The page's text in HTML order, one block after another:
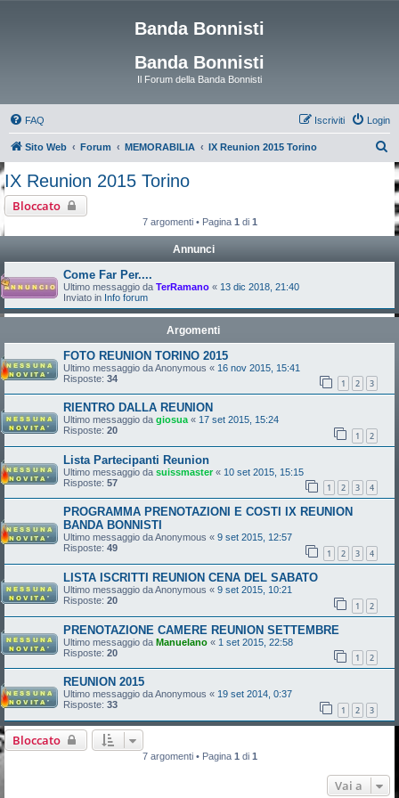
Banda Bonnisti
Banda Bonnisti
Il Forum della Banda Bonnisti
FAQ Login
Iscriviti
Sito Web Forum MEMORABILIA IX Reunion 2015 Torino
IX Reunion 2015 Torino
Bloccato
7 argomenti • Pagina 1 di 1
Annunci
Come Far Per....
Ultimo messaggio da TerRamano « 13 dic 2018, 21:40
Inviato in Info forum
Argomenti
FOTO REUNION TORINO 2015
Ultimo messaggio daAnonymous « 16 nov 2015, 15:41
Risposte: 34 1 2 3
RIENTRO DALLA REUNION
Ultimo messaggio da giosua « 17 set 2015, 15:24
Risposte: 20 1 2
Lista Partecipanti Reunion
Ultimo messaggio da suissmaster« 10 set 2015, 15:15
Risposte: 57 1 2 3 4
PROGRAMMA PRENOTAZIONI E COSTI IX REUNION
BANDA BONNISTI
Ultimo messaggio daAnonymous « 9 set 2015, 12:57
Risposte: 49 1 2 3 4
LISTA ISCRITTI REUNION CENA DEL SABATO
Ultimo messaggio daAnonymous « 9 set 2015, 10:21
Risposte: 20 1 2
PRENOTAZIONE CAMERE REUNION SETTEMBRE
Ultimo messaggio da Manuelano « 1 set 2015, 22:58
Risposte: 20 1 2
REUNION 2015
Ultimo messaggio daAnonymous « 19 set 2014, 0:37
Risposte: 33 1 2 3
Bloccato
7 argomenti • Pagina 1 di 1
Vai a